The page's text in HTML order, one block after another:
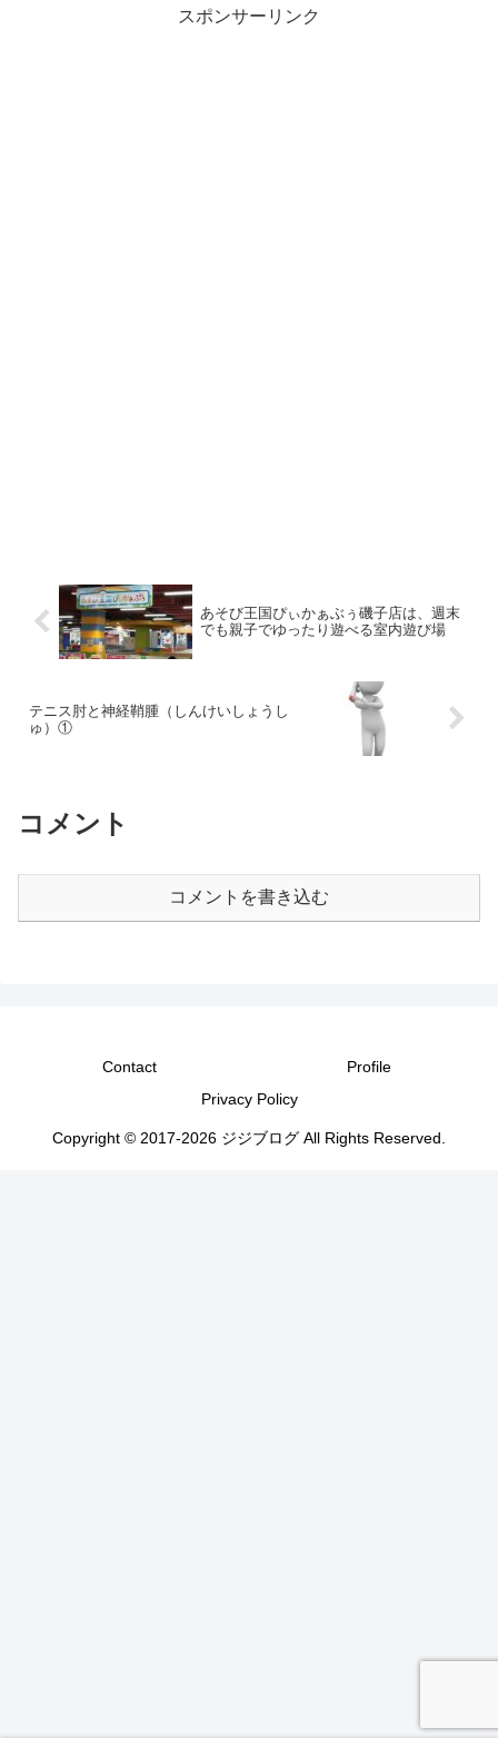
スポンサーリンク
あそび王国ぴぃかぁぶぅ磯子店は、週末
でも親子でゆったり遊べる室内遊び場
テニス肘と神経鞘腫（しんけいしょうし
ゅ）①
コメント
コメントを書き込む
Contact
Profile
Privacy Policy
Copyright © 2017-2026 ジジブログ All Rights Reserved.